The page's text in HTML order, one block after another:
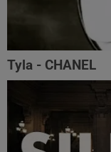
Tyla - CHANEL